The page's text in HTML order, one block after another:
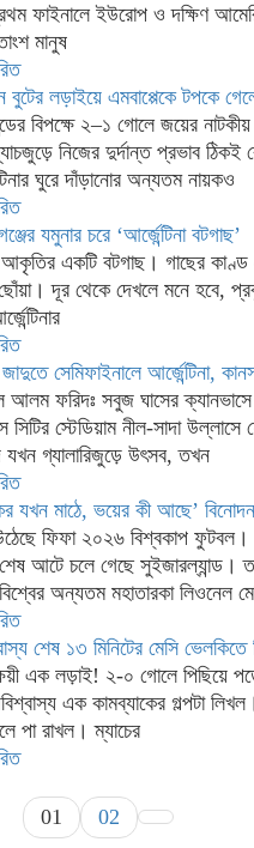
ফাইনালে ইউরোপ ও দক্ষিণ
মানুষ
বুটের লড়াইয়ে এমবাপ্পেকে টপকে
বিপক্ষে ২–১ গোলে জয়ের
নিজের দুর্দান্ত প্রভাব ঠিকই
ঘুরে দাঁড়ানোর অন্যতম নায়কও
যমুনার চরে ‘আর্জেন্টিনা বটগাছ’
আকৃতির একটি বটগাছ। গাছের
দূর থেকে দেখলে মনে হবে,
জাদুতে সেমিফাইনালে আর্জেন্টিনা,
আলম ফরিদঃ সবুজ ঘাসের ক্যানভাসে
সিটির স্টেডিয়াম নীল-সাদা
যখন গ্যালারিজুড়ে উৎসব, তখন
যখন মাঠে, ভয়ের কী আছে’
ফিফা ২০২৬ বিশ্বকাপ ফুটবল।
আটে চলে গেছে সুইজারল্যান্ড।
অন্যতম মহাতারকা লিওনেল
শেষ ১৩ মিনিটের মেসি ভেলকিতে
এক লড়াই! ২-০ গোলে পিছিয়ে
এক কামব্যাকের গল্পটা
পা রাখল। ম্যাচের
01 02